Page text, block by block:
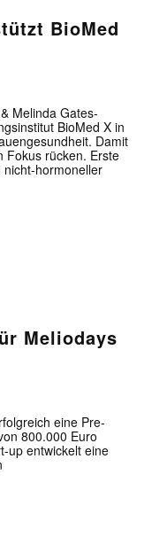
BioMed
Melinda Gates-
BioMed X in
Damit
Fokus rücken. Erste
nicht-hormoneller
Meliodays
eine Pre-
800.000 Euro
up entwickelt eine